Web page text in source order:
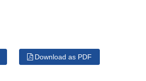
Download as PDF